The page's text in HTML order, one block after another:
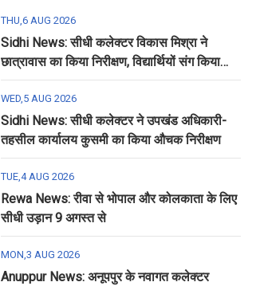
THU,6 AUG 2026
Sidhi News: सीधी कलेक्टर विकास मिश्रा ने
छात्रावास का किया निरीक्षण, विद्यार्थियों संग किया
रात्रि भोजन
WED,5 AUG 2026
Sidhi News: सीधी कलेक्टर ने उपखंड अधिकारी-
तहसील कार्यालय कुसमी का किया औचक निरीक्षण
TUE,4 AUG 2026
Rewa News: रीवा से भोपाल और कोलकाता के लिए
सीधी उड़ान 9 अगस्त से
MON,3 AUG 2026
Anuppur News: अनूपपुर के नवागत कलेक्टर